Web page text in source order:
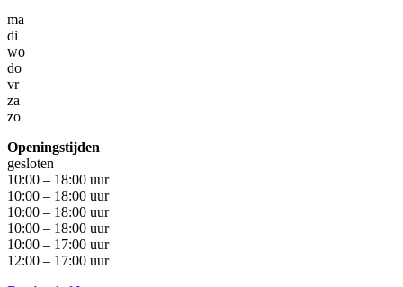
ma
di
wo
do
vr
za
zo
Openingstijden
gesloten
10:00 – 18:00 uur
10:00 – 18:00 uur
10:00 – 18:00 uur
10:00 – 18:00 uur
10:00 – 17:00 uur
12:00 – 17:00 uur